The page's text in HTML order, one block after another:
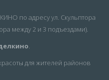
по адресу ул. Скульптора
между 2 и 3 подъездами).
.
для жителей районов